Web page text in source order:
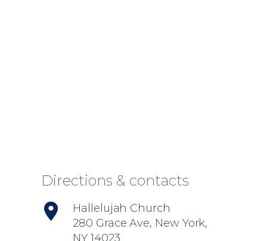
Directions & contacts
Hallelujah Church
280 Grace Ave, New York,
NY 14023